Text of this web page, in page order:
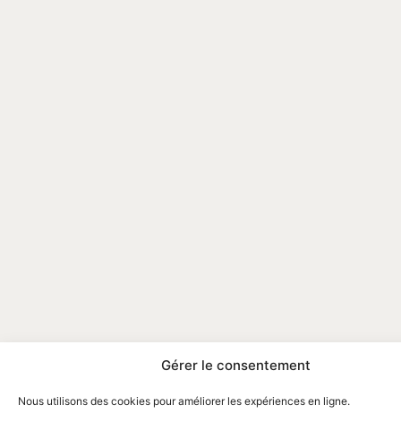
Gérer le consentement
Nous utilisons des cookies pour améliorer les expériences en ligne.